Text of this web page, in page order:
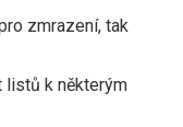
zmrazení, tak
listů k některým